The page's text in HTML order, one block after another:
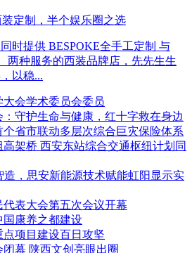
定制，半个娱乐圈之选
时提供 BESPOKE全手工定制 与
两种服务的西装品牌店，先先生生
以稳...
会学术委员会委员
守护生命与健康，红十字救在身边
省市联动多层次综合巨灾保险体系
架桥 西安东站综合交通枢纽计划同
造，思安新能源技术赋能虹阳显示实
表大会第五次会议开幕
康养之都建设
项目建设百日攻坚
幕 陕西文创亮眼出圈